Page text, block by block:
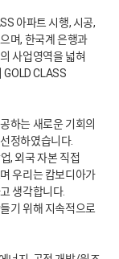
아파트 시행, 시공,
며, 한국계 은행과
사업영역을 넓혀
CLASS
하는 새로운 기회의
정하였습니다.
, 외국 자본 직접
우리는 캄보디아가
생각합니다.
기 위해 지속적으로